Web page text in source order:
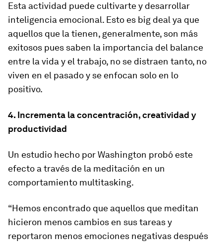
Esta actividad puede cultivarte y desarrollar
inteligencia emocional. Esto es big deal ya que
aquellos que la tienen, generalmente, son más
exitosos pues saben la importancia del balance
entre la vida y el trabajo, no se distraen tanto, no
viven en el pasado y se enfocan solo en lo
positivo.
4. Incrementa la concentración, creatividad y
productividad
Un estudio hecho por Washington probó este
efecto a través de la meditación en un
comportamiento multitasking.
“Hemos encontrado que aquellos que meditan
hicieron menos cambios en sus tareas y
reportaron menos emociones negativas después